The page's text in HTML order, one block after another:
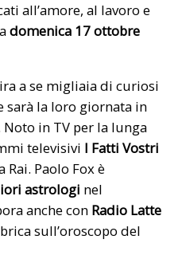
all’amore, al lavoro e
domenica 17 ottobre
a se migliaia di curiosi
sarà la loro giornata in
Noto in TV per la lunga
televisivi I Fatti Vostri
Rai. Paolo Fox è
astrologi nel
anche con Radio Latte
sull’oroscopo del